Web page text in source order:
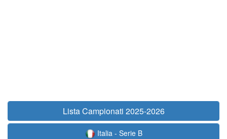
Lista Campionati 2025-2026
Italia - Serie B